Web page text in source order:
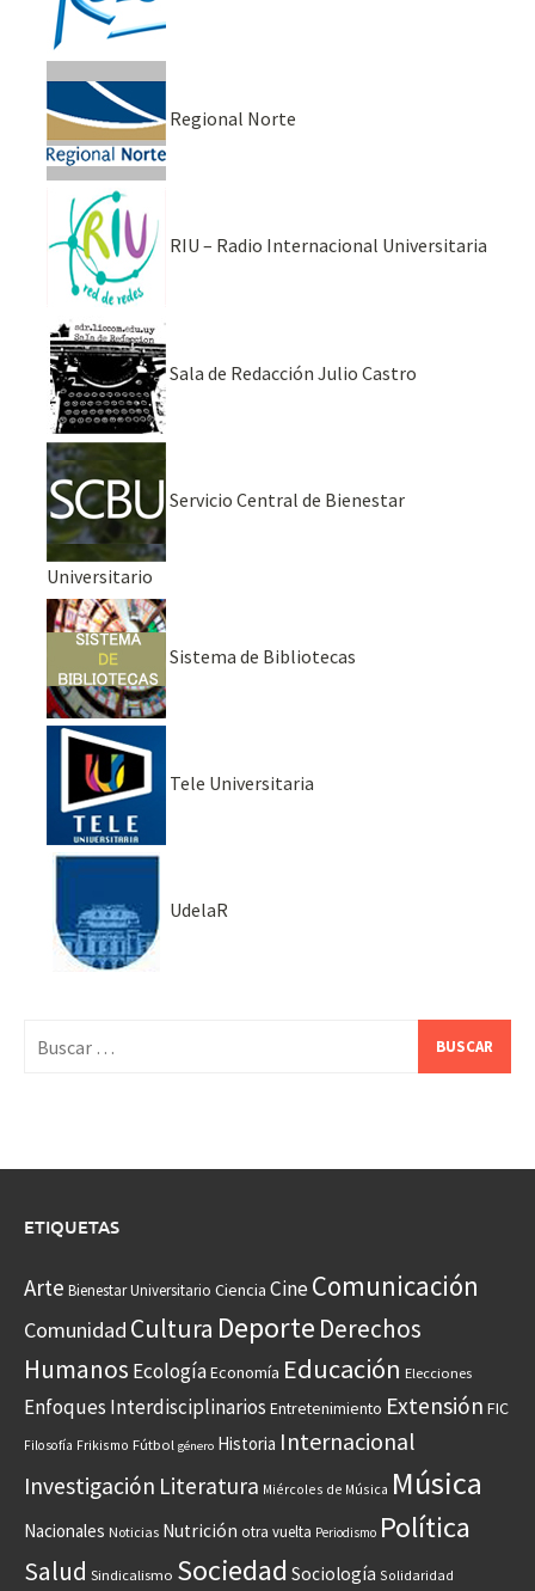
Regional Norte
RIU – Radio Internacional Universitaria
Sala de Redacción Julio Castro
Servicio Central de Bienestar
Universitario
Sistema de Bibliotecas
Tele Universitaria
UdelaR
ETIQUETAS
Arte Bienestar Universitario Ciencia CineComunicación
Comunidad Cultura Deporte Derechos
Humanos EcologíaEconomía Educación Elecciones
Enfoques Interdisciplinarios Entretenimiento Extensión FIC
Filosofía Frikismo Fútbol género Historia Internacional
Investigación Literatura Miércoles de Música Música
Nacionales Noticias Nutrición otra vuelta Periodismo Política
Salud Sindicalismo Sociedad Sociología Solidaridad